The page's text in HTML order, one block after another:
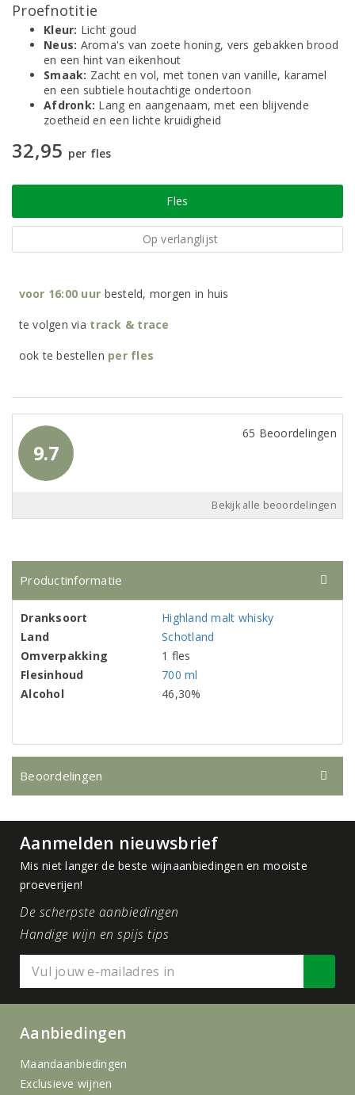
Proefnotitie
Kleur: Licht goud
Neus: Aroma's van zoete honing, vers gebakken brood
en een hint van eikenhout
Smaak: Zacht en vol, met tonen van vanille, karamel
en een subtiele houtachtige ondertoon
Afdronk: Lang en aangenaam, met een blijvende
zoetheid en een lichte kruidigheid
32,95 per fles
Fles
Op verlanglijst
voor 16:00 uur besteld, morgen in huis
te volgen via track & trace
ook te bestellen per fles
9.7
65 Beoordelingen
Bekijk alle beoordelingen
Productinformatie
Dranksoort
Highland malt whisky
Land
Schotland
Omverpakking
1 fles
Flesinhoud
700 ml
Alcohol
46,30%
Beoordelingen
Aanmelden nieuwsbrief
Mis niet langer de beste wijnaanbiedingen en mooiste
proeverijen!
De scherpste aanbiedingen
Handige wijn en spijs tips
Aanbiedingen
Maandaanbiedingen
Exclusieve wijnen